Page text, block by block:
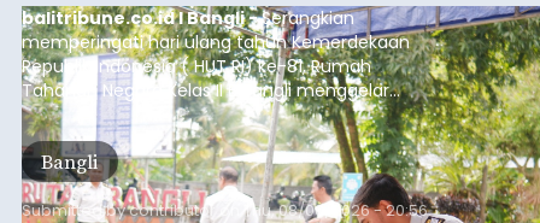
balitribune.co.id I Bangli -Serangkian
memperingati hari ulang tahun Kemerdekaan
Republik Indonesia ( HUT RI) ke-81, Rumah
Tahanan Negara Kelas II B Bangli menggelar
kegiatan pemeriksaan kesehatan gratis, Rabu
(6/8/2026).
Bangli
Submitted bycontributor Thu, 08/06/2026 - 20:56